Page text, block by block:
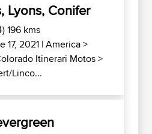
Lyons, Conifer
196 kms
17, 2021 |America>
Itinerari Motos>
Linco...